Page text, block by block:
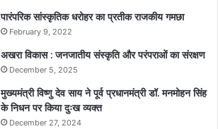
​​​​​​​पारंपरिक सांस्कृतिक धरोहर का प्रतीक राजकीय गमछा
February 9, 2022
अखरा विकास : जनजातीय संस्कृति और परंपराओं का संरक्षण
December 5, 2025
मुख्यमंत्री विष्णु देव साय ने पूर्व प्रधानमंत्री डॉ. मनमोहन सिंह
के निधन पर किया दुःख व्यक्त
December 27, 2024